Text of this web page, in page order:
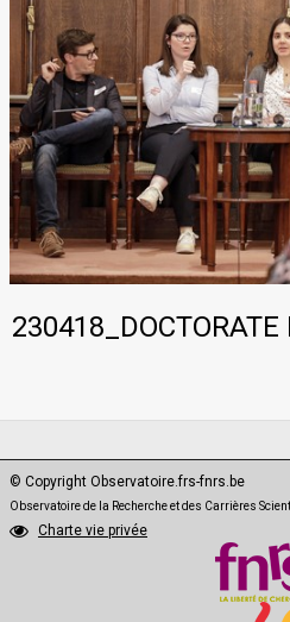
Ressources
Contact
PhD·Data
© Copyright Observatoire.frs-fnrs.be
Observatoire de la Recherche et des Carrières
Charte vie privée